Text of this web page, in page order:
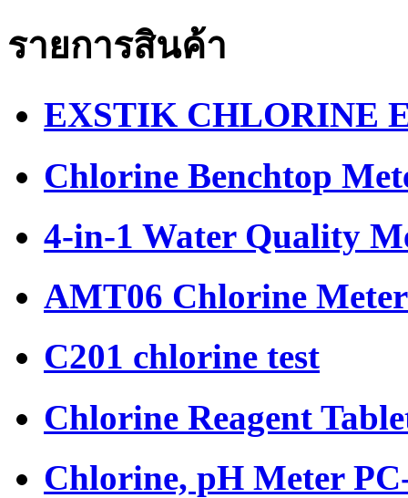
รายการสินค้า
EXSTIK CHLORINE
Chlorine Benchtop
4-in-1 Water Quality
AMT06 Chlorine Meter
C201 chlorine test
Chlorine Reagent
Chlorine, pH Meter